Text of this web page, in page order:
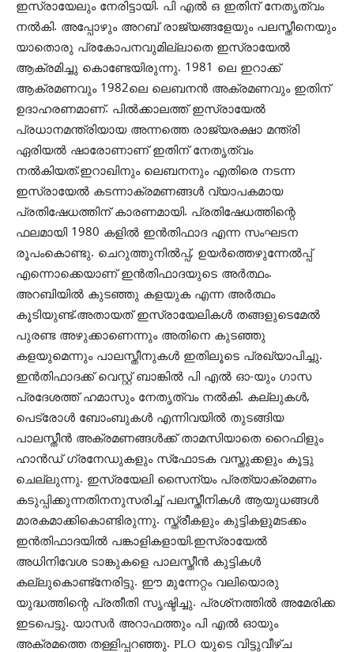
ഇസ്രായേലും നേരിട്ടായി. പി എല്‍ ഒ ഇതിന് നേതൃത്വം
നല്‍കി. അപ്പോഴും അറബ് രാജ്യങ്ങളേയും പലസ്തീനെയും
യാതൊരു പ്രകോപനവുമില്ലാതെ ഇസ്രായേല്‍
ആക്രമിച്ചു കൊണ്ടേയിരുന്നു. 1981 ലെ ഇറാക്ക്
ആക്രമണവും 1982ലെ ലെബനന്‍ അക്രമണവും ഇതിന്
ഉദാഹരണമാണ്. പില്‍ക്കാലത്ത് ഇസ്രായേല്‍
പ്രധാനമന്ത്രിയായ അന്നത്തെ രാജ്യരക്ഷാ മന്ത്രി
ഏരിയല്‍ ഷാരോണാണ് ഇതിന് നേതൃത്വം
നല്‍കിയത്.ഇറാഖിനും ലെബനനും എതിരെ നടന്ന
ഇസ്രായേല്‍ കടന്നാക്രമണങ്ങള്‍ വ്യാപകമായ
പ്രതിഷേധത്തിന് കാരണമായി. പ്രതിഷേധത്തിന്റെ
ഫലമായി 1980 കളില്‍ ഇന്‍തിഫാദ എന്ന സംഘടന
രൂപംകൊണ്ടു. ചെറുത്തുനില്‍പ്പ്, ഉയര്‍ത്തെഴുന്നേല്‍പ്പ്
എന്നൊക്കെയാണ് ഇന്‍തിഫാദയുടെ അര്‍ത്ഥം.
അറബിയില്‍ കുടഞ്ഞു കളയുക എന്ന അര്‍ത്ഥം
കൂടിയുണ്ട്.അതായത് ഇസ്രായേലികള്‍ തങ്ങളുടെമേല്‍
പുരണ്ട അഴുക്കാണെന്നും അതിനെ കുടഞ്ഞു
കളയുമെന്നും പാലസ്തീനുകള്‍ ഇതിലൂടെ പ്രഖ്യാപിച്ചു.
ഇന്‍തിഫാദക്ക് വെസ്റ്റ് ബാങ്കില്‍ പി എല്‍ ഓ-യും ഗാസ
പ്രദേശത്ത് ഹമാസും നേതൃത്വം നല്‍കി. കല്ലുകള്‍,
പെട്രോള്‍ ബോംബുകള്‍ എന്നിവയില്‍ തുടങ്ങിയ
പാലസ്തീന്‍ അക്രമണങ്ങള്‍ക്ക് താമസിയാതെ റൈഫിളും
ഹാന്‍ഡ് ഗ്രനേഡുകളും സ്‌ഫോടക വസ്തുക്കളും കൂട്ടു
ചെല്ലുന്നു. ഇസ്രയേലി സൈന്യം പ്രത്യാക്രമണം
കടുപ്പിക്കുന്നതിനനുസരിച്ച് പലസ്തീനികള്‍ ആയുധങ്ങള്‍
മാരകമാക്കികൊണ്ടിരുന്നു. സ്ത്രീകളും കുട്ടികളുമടക്കം
ഇന്‍തിഫാദയില്‍ പങ്കാളികളായി.ഇസ്രായേല്‍
അധിനിവേശ ടാങ്കുകളെ പാലസ്തീന്‍ കുട്ടികള്‍
കല്ലുകൊണ്ട്‌നേരിട്ടു. ഈ മുന്നേറ്റം വലിയൊരു
യുദ്ധത്തിന്റെ പ്രതീതി സൃഷ്ടിച്ചു. പ്രശ്‌നത്തില്‍ അമേരിക്ക
ഇടപെട്ടു. യാസര്‍ അറാഫത്തും പി എല്‍ ഓയും
അക്രമത്തെ തള്ളിപ്പറഞ്ഞു. PLO യുടെ വിട്ടുവീഴ്ച